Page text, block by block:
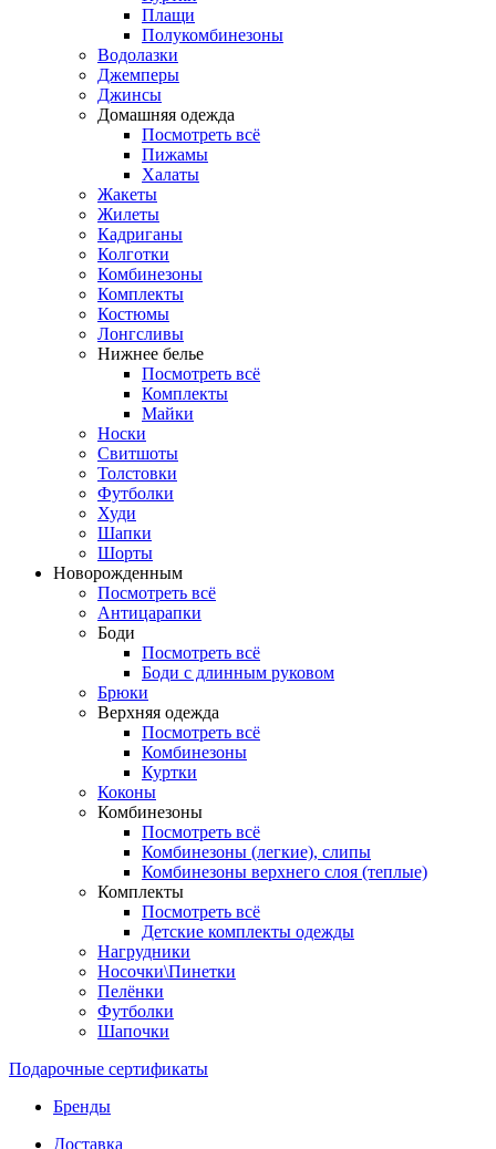
Плащи
Полукомбинезоны
Водолазки
Джемперы
Джинсы
Домашняя одежда
Посмотреть всё
Пижамы
Халаты
Жакеты
Жилеты
Кадриганы
Колготки
Комбинезоны
Комплекты
Костюмы
Лонгсливы
Нижнее белье
Посмотреть всё
Комплекты
Майки
Носки
Свитшоты
Толстовки
Футболки
Худи
Шапки
Шорты
Новорожденным
Посмотреть всё
Антицарапки
Боди
Посмотреть всё
Боди с длинным руковом
Брюки
Верхняя одежда
Посмотреть всё
Комбинезоны
Куртки
Коконы
Комбинезоны
Посмотреть всё
Комбинезоны (легкие), слипы
Комбинезоны верхнего слоя (теплые)
Комплекты
Посмотреть всё
Детские комплекты одежды
Нагрудники
Носочки\Пинетки
Пелёнки
Футболки
Шапочки
Подарочные сертификаты
Бренды
Доставка